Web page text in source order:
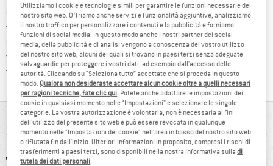
Porto franco da 69 € (IT)Qui trovi ulteriori informazioni sulle
100 giorni di diritto di recessoVai alla politica di recesso qui
> 4.000.000 clienti soddisfatti
Tutti gli articoli in magazzino
Tutela consumatori Trusted ShopsTrovi tutte le informazioni
IN BREVE
Utilizziamo i cookie e tecnologie simili per garantire le funzioni necessarie del
nostro sito web. Offriamo anche servizi e funzionalità aggiuntive, analizziamo
il nostro traffico per personalizzare i contenuti e la pubblicità e forniamo
funzioni di social media. In questo modo anche i nostri partner dei social
media, della pubblicità e di analisi vengono a conoscenza del vostro utilizzo
del nostro sito web; alcuni dei quali si trovano in paesi terzi senza adeguate
salvaguardie per proteggere i vostri dati, ad esempio dall'accesso delle
autorità. Cliccando su “Seleziona tutto” accettate che si proceda in questo
modo. Qualora non desideraste accettare alcun cookie oltre a quelli necessari
per ragioni tecniche, fate clic qui . Potete anche adattare le impostazioni dei
cookie in qualsiasi momento nelle “Impostazioni” e selezionare le singole
categorie. La vostra autorizzazione è volontaria, non è necessaria ai fini
dell'utilizzo del presente sito web e può essere revocata in qualunque
momento nelle "Impostazioni dei cookie" nell'area in basso del nostro sito web
o rifiutata fin dall'inizio. Ulteriori informazioni in proposito, compresi i rischi di
trasferimenti a paesi terzi, sono disponibili nella nostra informativa sulladi
tutela dei dati personali